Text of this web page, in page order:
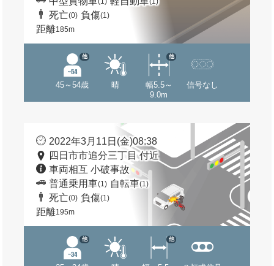
死亡(0) 負傷(1)
距離185m
45～54歳
他
晴
幅5.5～
9.0m
他
信号なし
2022年3月11日(金)08:38
四日市市追分三丁目 付近
車両相互 小破事故
普通乗用車(1) 自転車(1)
死亡(0) 負傷(1)
距離195m
他 他